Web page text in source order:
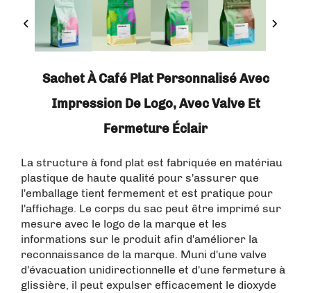
Sachet À Café Plat Personnalisé Avec
Impression De Logo, Avec Valve Et
Fermeture Éclair
La structure à fond plat est fabriquée en matériau
plastique de haute qualité pour s'assurer que
l'emballage tient fermement et est pratique pour
l'affichage. Le corps du sac peut être imprimé sur
mesure avec le logo de la marque et les
informations sur le produit afin d'améliorer la
reconnaissance de la marque. Muni d'une valve
d'évacuation unidirectionnelle et d'une fermeture à
glissière, il peut expulser efficacement le dioxyde